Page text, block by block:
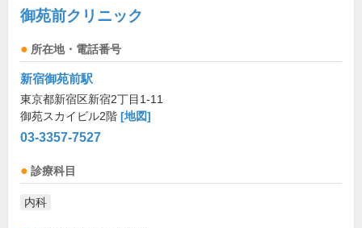
御苑前クリニック
所在地・電話番号
新宿御苑前駅
東京都新宿区新宿2丁目1-11
御苑スカイビル2階 [地図]
03-3357-7527
診療科目
内科